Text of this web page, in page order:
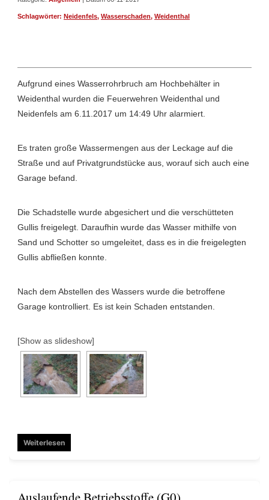
Schlagwörter: Neidenfels, Wasserschaden, Weidenthal
Aufgrund eines Wasserrohrbruch am Hochbehälter in
Weidenthal wurden die Feuerwehren Weidenthal und
Neidenfels am 6.11.2017 um 14:49 Uhr alarmiert.
Es traten große Wassermengen aus der Leckage auf die
Straße und auf Privatgrundstücke aus, worauf sich auch eine
Garage befand.
Die Schadstelle wurde abgesichert und die verschütteten
Gullis freigelegt. Daraufhin wurde das Wasser mithilfe von
Sand und Schotter so umgeleitet, dass es in die freigelegten
Gullis abfließen konnte.
Nach dem Abstellen des Wassers wurde die betroffene
Garage kontrolliert. Es ist kein Schaden entstanden.
[Show as slideshow]
Weiterlesen